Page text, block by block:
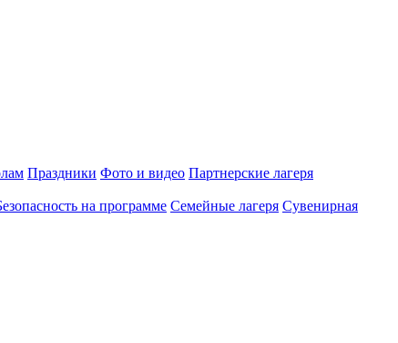
Праздники Фото и видео Партнерские лагеря
на программе Семейные лагеря Сувенирная